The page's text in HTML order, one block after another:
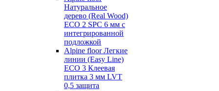
Натуральное
дерево (Real Wood)
ECO 2 SPC 6 мм с
интегрированной
подложкой
Alpine floor Легкие
линии (Easy Line)
ECO 3 Клеевая
плитка 3 мм LVT
0,5 защита